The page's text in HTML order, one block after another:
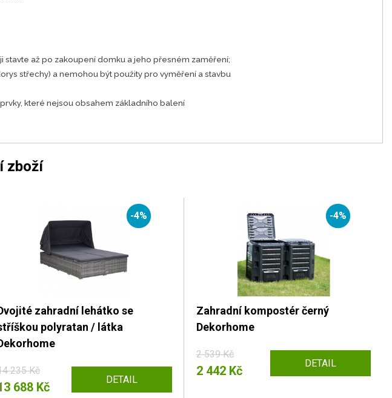
až po zakoupení domku a jeho přesném zaměření;
střechy) a nemohou být použity pro vyměření a stavbu
které nejsou obsahem základního balení
zboží
-4%
zahradní lehátko se
polyratan / látka
235 Kč
688 Kč DETAIL
-4%
Zahradní kompostér černý
Dekorhome
2 539 Kč
2 442 Kč DETAIL